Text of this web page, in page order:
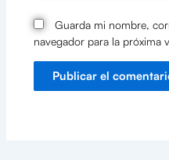
Guarda mi nombre,
navegador para la próxima